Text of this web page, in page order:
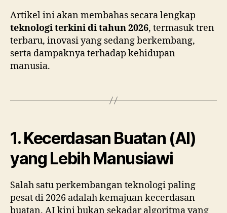
Artikel ini akan membahas secara lengkap
teknologi terkini di tahun 2026, termasuk tren
terbaru, inovasi yang sedang berkembang,
serta dampaknya terhadap kehidupan
manusia.
1. Kecerdasan Buatan (AI)
yang Lebih Manusiawi
Salah satu perkembangan teknologi paling
pesat di 2026 adalah kemajuan kecerdasan
buatan. AI kini bukan sekadar algoritma yang